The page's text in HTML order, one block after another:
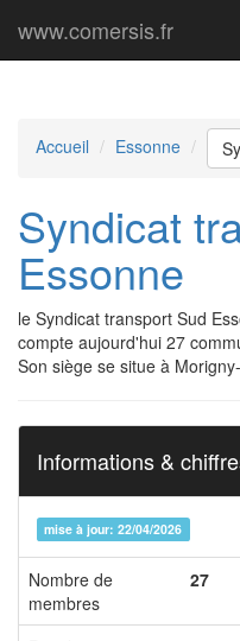
www.comersis.fr
Accueil Essonne
Syndicat
Essonne
le Syndicat transport Sud
compte aujourd'hui 27
Son siège se situe à
Informations &
mise à jour: 22/04/2026
Nombre de
membres
27